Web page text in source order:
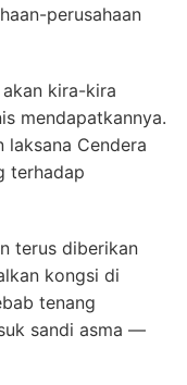
perusahaan
kira-kira
mendapatkannya.
laksana Cendera
terhadap
terus diberikan
kongsi di
tenang
sandi asma —